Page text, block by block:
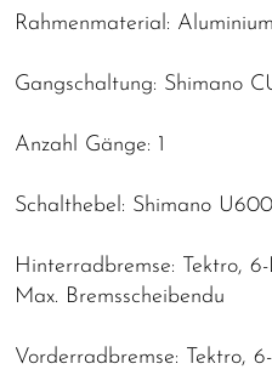
Rahmenmaterial: Aluminium
Gangschaltung: Shimano
Anzahl Gänge: 1
Schalthebel: Shimano
Hinterradbremse: Tektro,
Max. Bremsscheibendu
Vorderradbremse: Tektro,